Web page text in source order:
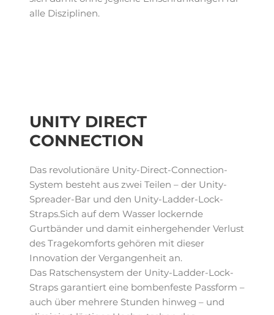
alle Disziplinen.
UNITY DIRECT
CONNECTION
Das revolutionäre Unity-Direct-Connection-
System besteht aus zwei Teilen – der Unity-
Spreader-Bar und den Unity-Ladder-Lock-
Straps.Sich auf dem Wasser lockernde
Gurtbänder und damit einhergehender Verlust
des Tragekomforts gehören mit dieser
Innovation der Vergangenheit an.
Das Ratschensystem der Unity-Ladder-Lock-
Straps garantiert eine bombenfeste Passform –
auch über mehrere Stunden hinweg – und